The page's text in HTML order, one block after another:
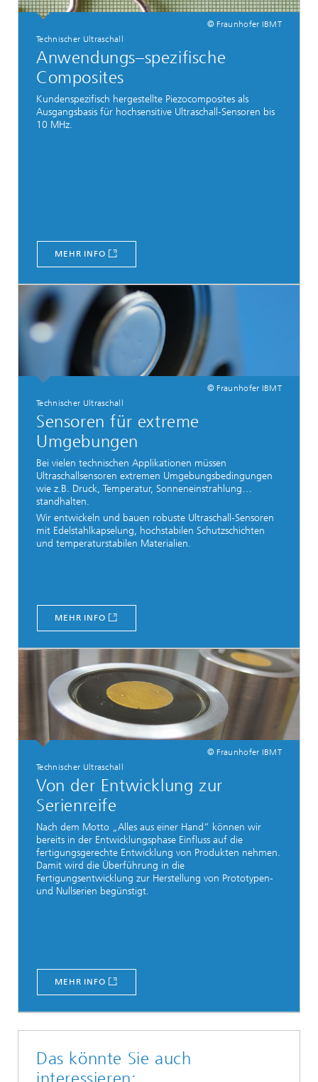
© Fraunhofer IBMT
Technischer Ultraschall
Anwendungs–spezifische
Composites
Kundenspezifisch hergestellte Piezocomposites als
Ausgangsbasis für hochsensitive Ultraschall-Sensoren bis
10 MHz.
MEHR INFO
© Fraunhofer IBMT
Technischer Ultraschall
Sensoren für extreme
Umgebungen
Bei vielen technischen Applikationen müssen
Ultraschallsensoren extremen Umgebungsbedingungen
wie z.B. Druck, Temperatur, Sonneneinstrahlung…
standhalten.
Wir entwickeln und bauen robuste Ultraschall-Sensoren
mit Edelstahlkapselung, hochstabilen Schutzschichten
und temperaturstabilen Materialien.
MEHR INFO
© Fraunhofer IBMT
Technischer Ultraschall
Von der Entwicklung zur
Serienreife
Nach dem Motto „Alles aus einer Hand“ können wir
bereits in der Entwicklungsphase Einfluss auf die
fertigungsgerechte Entwicklung von Produkten nehmen.
Damit wird die Überführung in die
Fertigungsentwicklung zur Herstellung von Prototypen-
und Nullserien begünstigt.
MEHR INFO
Das könnte Sie auch